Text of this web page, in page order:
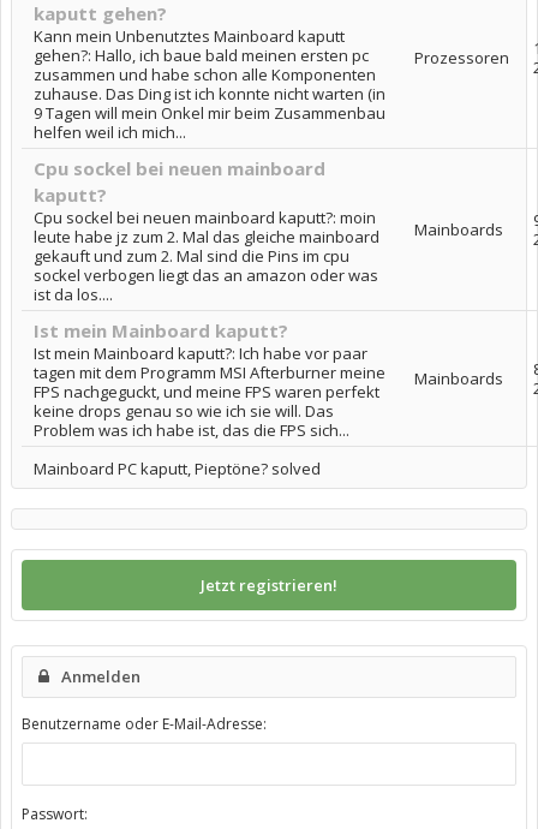
kaputt gehen?
Kann mein Unbenutztes Mainboard kaputt
gehen?: Hallo, ich baue bald meinen ersten pc
zusammen und habe schon alle Komponenten
zuhause. Das Ding ist ich konnte nicht warten (in
9 Tagen will mein Onkel mir beim Zusammenbau
helfen weil ich mich...
Prozessoren
Cpu sockel bei neuen mainboard
kaputt?
Cpu sockel bei neuen mainboard kaputt?: moin
leute habe jz zum 2. Mal das gleiche mainboard
gekauft und zum 2. Mal sind die Pins im cpu
sockel verbogen liegt das an amazon oder was
ist da los....
Mainboards
Ist mein Mainboard kaputt?
Ist mein Mainboard kaputt?: Ich habe vor paar
tagen mit dem Programm MSI Afterburner meine
FPS nachgeguckt, und meine FPS waren perfekt
keine drops genau so wie ich sie will. Das
Problem was ich habe ist, das die FPS sich...
Mainboards
Mainboard PC kaputt, Pieptöne? solved
Jetzt registrieren!
Anmelden
Benutzername oder E-Mail-Adresse:
Passwort: